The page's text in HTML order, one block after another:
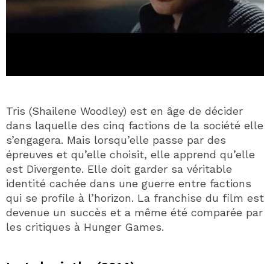
Tris (Shailene Woodley) est en âge de décider
dans laquelle des cinq factions de la société elle
s’engagera. Mais lorsqu’elle passe par des
épreuves et qu’elle choisit, elle apprend qu’elle
est Divergente. Elle doit garder sa véritable
identité cachée dans une guerre entre factions
qui se profile à l’horizon. La franchise du film est
devenue un succès et a même été comparée par
les critiques à Hunger Games.